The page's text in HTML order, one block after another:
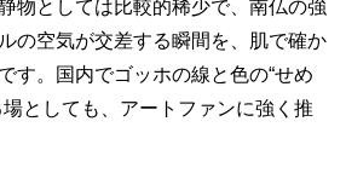
物としては比較的稀少で、南仏の強
の空気が交差する瞬間を、肌で確か
す。国内でゴッホの線と色の“せめ
場としても、アートファンに強く推